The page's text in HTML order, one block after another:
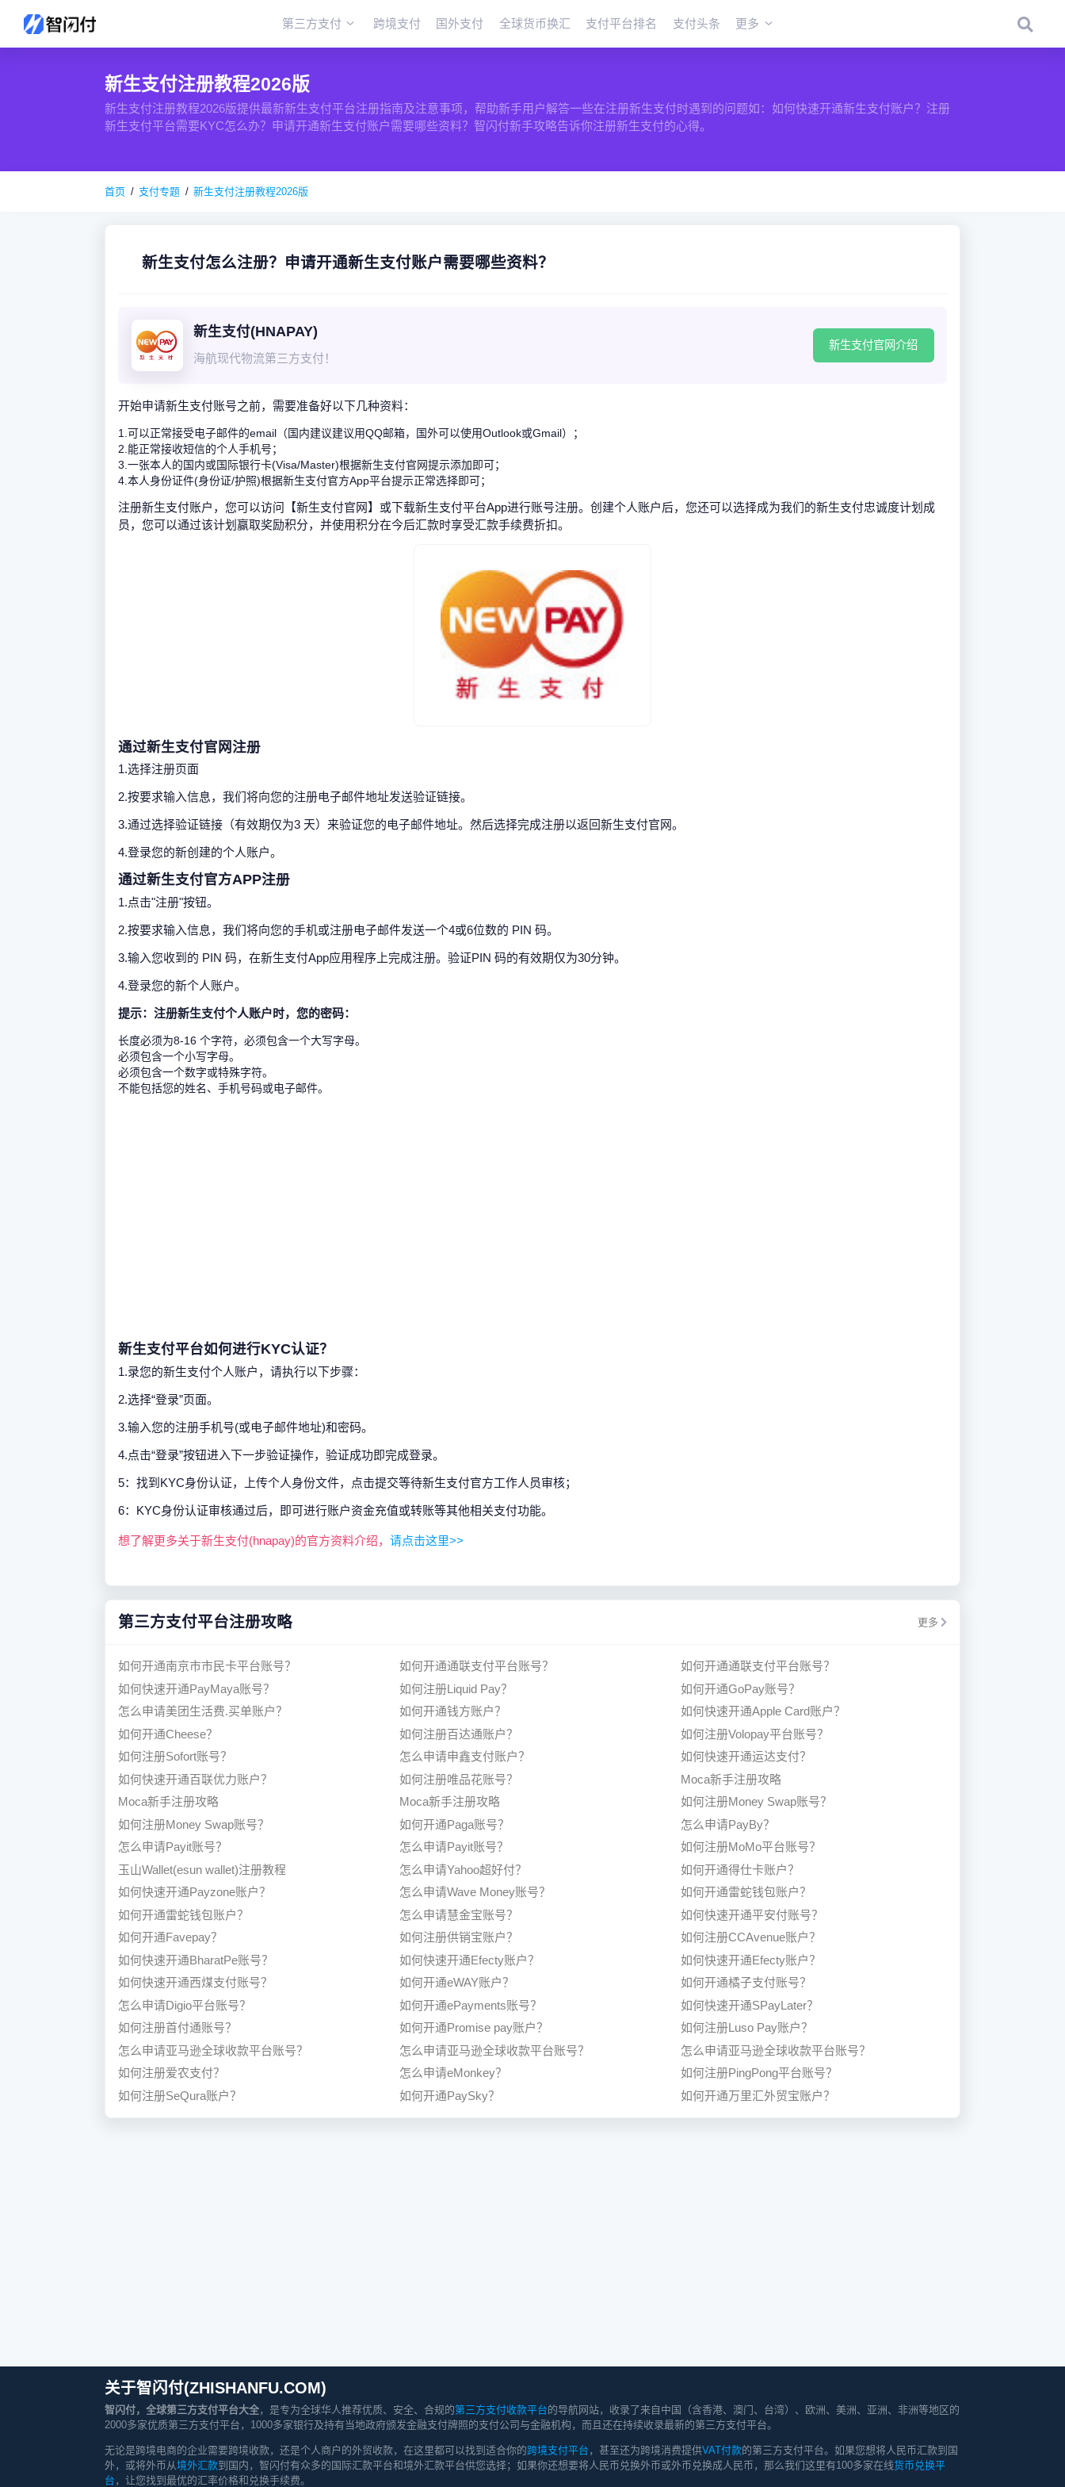
第三方支付 跨境支付 国外支付 全球货币换汇 支付平台排名 支付头条 更多
新生支付注册教程2026版
新生支付注册教程2026版提供最新新生支付平台注册指南及注意事项，帮助新手用户解答一些在注册新生支付时遇到的问题如：如何快速开通新生支付账户？注册
新生支付平台需要KYC怎么办？申请开通新生支付账户需要哪些资料？智闪付新手攻略告诉你注册新生支付的心得。
首页 支付专题 新生支付注册教程2026版
新生支付怎么注册？申请开通新生支付账户需要哪些资料？
新生支付(HNAPAY)
海航现代物流第三方支付！
新生支付官网介绍
开始申请新生支付账号之前，需要准备好以下几种资料：
1.可以正常接受电子邮件的email（国内建议建议用QQ邮箱，国外可以使用Outlook或Gmail）；
2.能正常接收短信的个人手机号；
3.一张本人的国内或国际银行卡(Visa/Master)根据新生支付官网提示添加即可；
4.本人身份证件(身份证/护照)根据新生支付官方App平台提示正常选择即可；
注册新生支付账户，您可以访问【新生支付官网】或下载新生支付平台App进行账号注册。创建个人账户后，您还可以选择成为我们的新生支付忠诚度计划成
员，您可以通过该计划赢取奖励积分，并使用积分在今后汇款时享受汇款手续费折扣。
通过新生支付官网注册
1.选择注册页面
2.按要求输入信息，我们将向您的注册电子邮件地址发送验证链接。
3.通过选择验证链接（有效期仅为3 天）来验证您的电子邮件地址。然后选择完成注册以返回新生支付官网。
4.登录您的新创建的个人账户。
通过新生支付官方APP注册
1.点击"注册"按钮。
2.按要求输入信息，我们将向您的手机或注册电子邮件发送一个4或6位数的 PIN 码。
3.输入您收到的 PIN 码，在新生支付App应用程序上完成注册。验证PIN 码的有效期仅为30分钟。
4.登录您的新个人账户。
提示：注册新生支付个人账户时，您的密码：
长度必须为8-16 个字符，必须包含一个大写字母。
必须包含一个小写字母。
必须包含一个数字或特殊字符。
不能包括您的姓名、手机号码或电子邮件。
新生支付平台如何进行KYC认证？
1.录您的新生支付个人账户，请执行以下步骤：
2.选择“登录”页面。
3.输入您的注册手机号(或电子邮件地址)和密码。
4.点击“登录”按钮进入下一步验证操作，验证成功即完成登录。
5：找到KYC身份认证，上传个人身份文件，点击提交等待新生支付官方工作人员审核；
6：KYC身份认证审核通过后，即可进行账户资金充值或转账等其他相关支付功能。
想了解更多关于新生支付(hnapay)的官方资料介绍，请点击这里>>
第三方支付平台注册攻略 更多
如何开通南京市市民卡平台账号？ 如何开通通联支付平台账号？
如何开通通联支付平台账号？
如何快速开通PayMaya账号？
如何注册Liquid Pay？
如何开通GoPay账号？
怎么申请美团生活费.买单账户？
如何开通钱方账户？
如何快速开通Apple Card账户？
如何开通Cheese？
如何注册百达通账户？
如何注册Volopay平台账号？
如何注册Sofort账号？
怎么申请申鑫支付账户？
如何快速开通运达支付？
如何快速开通百联优力账户？
如何注册唯品花账号？
Moca新手注册攻略
Moca新手注册攻略
Moca新手注册攻略
如何注册Money Swap账号？
如何注册Money Swap账号？
如何开通Paga账号？
怎么申请PayBy？
怎么申请Payit账号？
怎么申请Payit账号？
如何注册MoMo平台账号？
玉山Wallet(esun wallet)注册教程
怎么申请Yahoo超好付？
如何开通得仕卡账户？
如何快速开通Payzone账户？
怎么申请Wave Money账号？
如何开通雷蛇钱包账户？
如何开通雷蛇钱包账户？
怎么申请慧金宝账号？
如何快速开通平安付账号？
如何开通Favepay？
如何注册供销宝账户？
如何注册CCAvenue账户？
如何快速开通BharatPe账号？
如何快速开通Efecty账户？
如何快速开通Efecty账户？
如何快速开通西煤支付账号？
如何开通eWAY账户？
如何开通橘子支付账号？
怎么申请Digio平台账号？
如何开通ePayments账号？
如何快速开通SPayLater？
如何注册首付通账号？
如何开通Promise pay账户？
如何注册Luso Pay账户？
怎么申请亚马逊全球收款平台账号？
怎么申请亚马逊全球收款平台账号？
怎么申请亚马逊全球收款平台账号？
如何注册爱农支付？
怎么申请eMonkey？
如何注册PingPong平台账号？
如何注册SeQura账户？
如何开通PaySky？ 如何开通万里汇外贸宝账户？
关于智闪付(ZHISHANFU.COM)
智闪付，全球第三方支付平台大全，是专为全球华人推荐优质、安全、合规的第三方支付收款平台的导航网站，收录了来自中国（含香港、澳门、台湾）、欧洲、美洲、亚洲、非洲等地区的
2000多家优质第三方支付平台，1000多家银行及持有当地政府颁发金融支付牌照的支付公司与金融机构，而且还在持续收录最新的第三方支付平台。
无论是跨境电商的企业需要跨境收款，还是个人商户的外贸收款，在这里都可以找到适合你的跨境支付平台 ，甚至还为跨境消费提供VAT付款的第三方支付平台。如果您想将人民币汇款到国
外，或将外币从境外汇款到国内，智闪付有众多的国际汇款平台和境外汇款平台供您选择；如果你还想要将人民币兑换外币或外币兑换成人民币，那么我们这里有100多家在线货币兑换平
台 ，让您找到最优的汇率价格和兑换手续费。